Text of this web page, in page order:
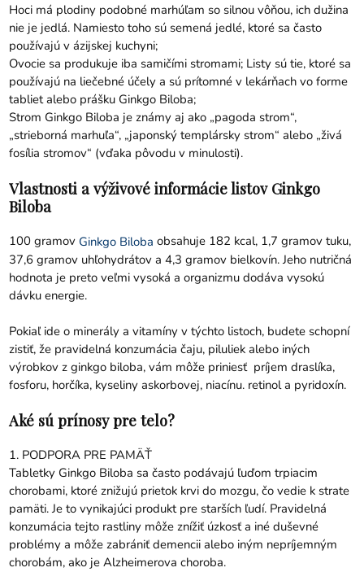
Hoci má plodiny podobné marhúľam so silnou vôňou, ich dužina
nie je jedlá. Namiesto toho sú semená jedlé, ktoré sa často
používajú v ázijskej kuchyni;
Ovocie sa produkuje iba samičími stromami; Listy sú tie, ktoré sa
používajú na liečebné účely a sú prítomné v lekárňach vo forme
tabliet alebo prášku Ginkgo Biloba;
Strom Ginkgo Biloba je známy aj ako „pagoda strom“,
„strieborná marhuľa“, „japonský templársky strom“ alebo „živá
fosília stromov“ (vďaka pôvodu v minulosti).
Vlastnosti a výživové informácie listov Ginkgo
Biloba
100 gramov Ginkgo Biloba obsahuje 182 kcal, 1,7 gramov tuku,
37,6 gramov uhľohydrátov a 4,3 gramov bielkovín. Jeho nutričná
hodnota je preto veľmi vysoká a organizmu dodáva vysokú
dávku energie.
Pokiaľ ide o minerály a vitamíny v týchto listoch, budete schopní
zistiť, že pravidelná konzumácia čaju, piluliek alebo iných
výrobkov z ginkgo biloba, vám môže priniesť príjem draslíka,
fosforu, horčíka, kyseliny askorbovej, niacínu. retinol a pyridoxín.
Aké sú prínosy pre telo?
1. PODPORA PRE PAMÄŤ
Tabletky Ginkgo Biloba sa často podávajú ľuďom trpiacim
chorobami, ktoré znižujú prietok krvi do mozgu, čo vedie k strate
pamäti. Je to vynikajúci produkt pre starších ľudí. Pravidelná
konzumácia tejto rastliny môže znížiť úzkosť a iné duševné
problémy a môže zabrániť demencii alebo iným nepríjemným
chorobám, ako je Alzheimerova choroba.